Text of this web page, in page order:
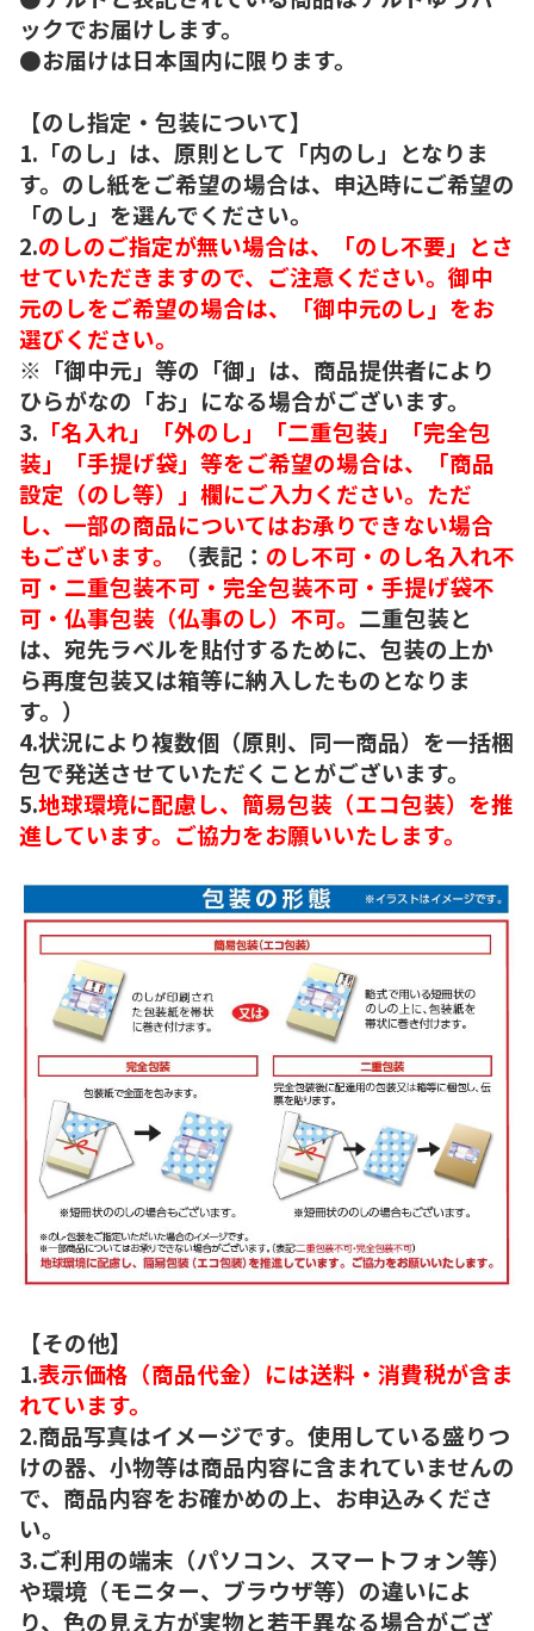
ックでお届けします。
●お届けは日本国内に限ります。
【のし指定・包装について】
1.「のし」は、原則として「内のし」となりま
す。のし紙をご希望の場合は、申込時にご希望の
「のし」を選んでください。
2.のしのご指定が無い場合は、「のし不要」とさ
せていただきますので、ご注意ください。御中
元のしをご希望の場合は、「御中元のし」をお
選びください。
※「御中元」等の「御」は、商品提供者により
ひらがなの「お」になる場合がございます。
3. 「名入れ」「外のし」「二重包装」「完全包
装」「手提げ袋」等をご希望の場合は、「商品
設定（のし等）」欄にご入力ください。ただ
し、一部の商品についてはお承りできない場合
もございます。
（表記： のし不可・のし名入れ不
可・二重包装不可・完全包装不可・手提げ袋不
可・仏事包装（仏事のし）不可。 二重包装と
は、宛先ラベルを貼付するために、包装の上か
ら再度包装又は箱等に納入したものとなりま
す。）
4.状況により複数個（原則、同一商品）を一括梱
包で発送させていただくことがございます。
5.地球環境に配慮し、簡易包装（エコ包装）を推
進しています。ご協力をお願いいたします。
【その他】
1.表示価格（商品代金）には送料・消費税が含ま
れています。
2.商品写真はイメージです。使用している盛りつ
けの器、小物等は商品内容に含まれていませんの
で、商品内容をお確かめの上、お申込みくださ
い。
3.ご利用の端末（パソコン、スマートフォン等）
や環境（モニター、ブラウザ等）の違いによ
り、色の見え方が実物と若干異なる場合がござ